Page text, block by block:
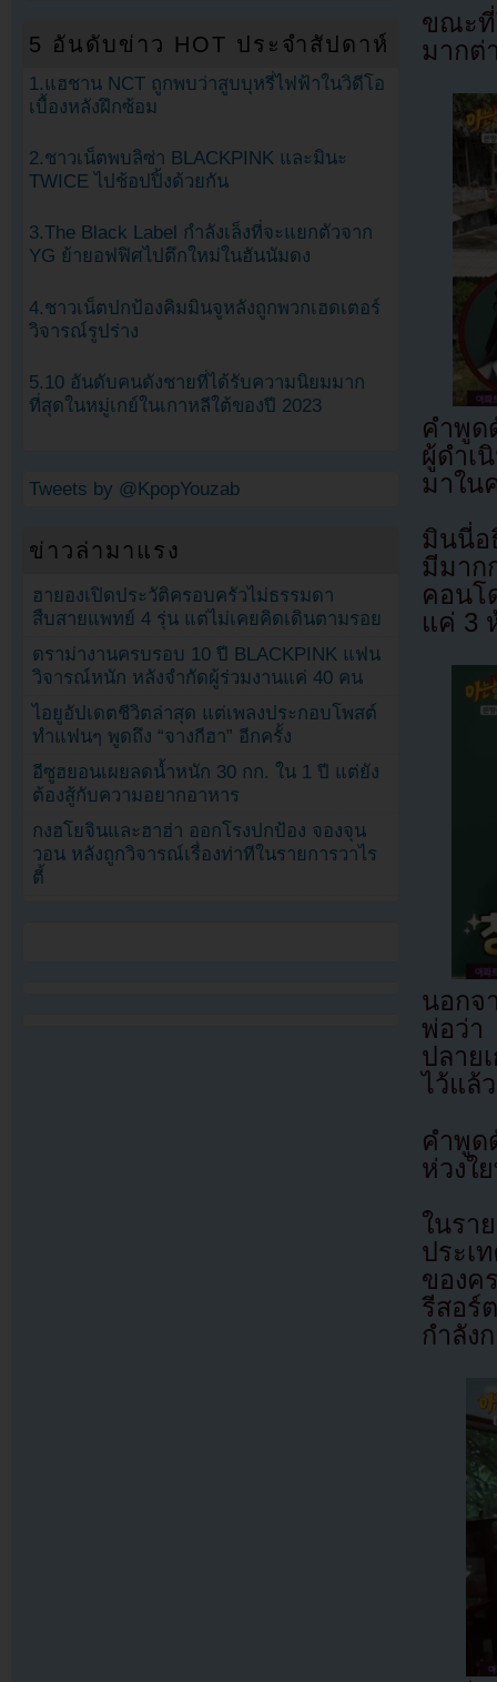
ขณะที่
มากต่
คำพูด
ผู้ดำเ
มาใน
มินนี่อ
มีมาก
คอนโ
แค่ 3
นอกจ
พ่อว่า
ปลาย
ไว้แล้
คำพูด
ห่วงใ
ในรา
ประเ
ของค
รีสอร์
กำลัง
5 อันดับข่าว HOT ประจำสัปดาห์
1.แฮชาน NCT ถูกพบว่าสูบบุหรี่ไฟฟ้าในวิดีโอ
เบื้องหลังฝึกซ้อม
2.ชาวเน็ตพบลิซ่า BLACKPINK และมินะ
TWICE ไปช้อปปิ้งด้วยกัน
3.The Black Label กำลังเล็งที่จะแยกตัวจาก
YG ย้ายอฟฟิศไปตึกใหม่ในฮันนัมดง
4.ชาวเน็ตปกป้องคิมมินจูหลังถูกพวกเฮดเตอร์
วิจารณ์รูปร่าง
5.10 อันดับคนดังชายที่ได้รับความนิยมมาก
ที่สุดในหมู่เกย์ในเกาหลีใต้ของปี 2023
Tweets by @KpopYouzab
ข่าวล่ามาแรง
ฮายองเปิดประวัติครอบครัวไม่ธรรมดา
สืบสายแพทย์ 4 รุ่น แต่ไม่เคยคิดเดินตามรอย
ดราม่างานครบรอบ 10 ปี BLACKPINK แฟน
วิจารณ์หนัก หลังจำกัดผู้ร่วมงานแค่ 40 คน
ไอยูอัปเดตชีวิตล่าสุด แต่เพลงประกอบโพสต์
ทำแฟนๆ พูดถึง “จางกีฮา” อีกครั้ง
อีซูฮยอนเผยลดน้ำหนัก 30 กก. ใน 1 ปี แต่ยัง
ต้องสู้กับความอยากอาหาร
กงฮโยจินและฮาฮ่า ออกโรงปกป้อง จองจุน
วอน หลังถูกวิจารณ์เรื่องท่าทีในรายการวาไร
ตี้